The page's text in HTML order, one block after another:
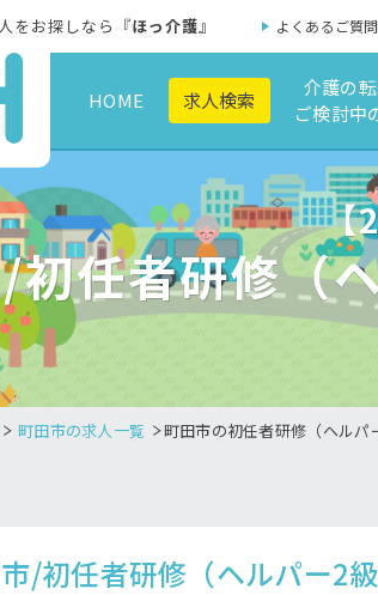
をお探しなら『ほっ介護』 よくあるご質問
HOME 求人検索
介護の
ご検討中
【
初任者研修（
町田市の求人一覧 町田市の初任者研修（ヘルパ
/初任者研修（ヘルパー2